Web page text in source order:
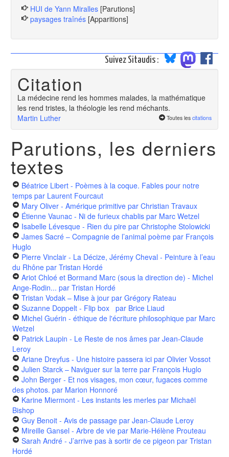
HUI de Yann Miralles [Parutions]
paysages traînés [Apparitions]
Suivez Sitaudis :
Citation
La médecine rend les hommes malades, la mathématique
les rend tristes, la théologie les rend méchants.
Martin Luther
Toutes les citations
Parutions, les derniers
textes
Béatrice Libert - Poèmes à la coque. Fables pour notre
temps par Laurent Fourcaut
Mary Oliver - Amérique primitive par Christian Travaux
Étienne Vaunac - Ni de furieux chablis par Marc Wetzel
Isabelle Lévesque - Rien du pire par Christophe Stolowicki
James Sacré – Compagnie de l’animal poème par François
Huglo
Pierre Vinclair - La Décize, Jérémy Cheval - Peinture à l’eau
du Rhône par Tristan Hordé
Ariot Chloé et Bormand Marc (sous la direction de) - Michel
Ange-Rodin... par Tristan Hordé
Tristan Vodak – Mise à jour par Grégory Rateau
Suzanne Doppelt - Flip box par Brice Liaud
Michel Guérin - éthique de l'écriture philosophique par Marc
Wetzel
Patrick Laupin - Le Reste de nos âmes par Jean-Claude
Leroy
Ariane Dreyfus - Une histoire passera ici par Olivier Vossot
Julien Starck – Naviguer sur la terre par François Huglo
John Berger - Et nos visages, mon cœur, fugaces comme
des photos. par Marion Honnoré
Karine Miermont - Les instants les merles par Michaël
Bishop
Guy Benoit - Avis de passage par Jean-Claude Leroy
Mireille Gansel - Arbre de vie par Marie-Hélène Prouteau
Sarah André - J’arrive pas à sortir de ce pigeon par Tristan
Hordé